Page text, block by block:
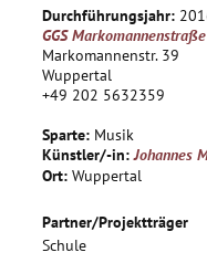
unterschiedlichen
berücksichtigt.
In jedem Halbjahr wird
Durchführungsjahr:
GGS
Markomannenstr. 39
Wuppertal
+49 202 5632359
Sparte: Musik
Künstler/-in: Johannes
Ort: Wuppertal
Partner/Projektträger
Schule